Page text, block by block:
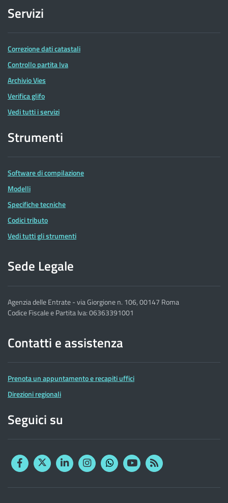
Servizi
Correzione dati catastali
Controllo partita Iva
Archivio Vies
Verifica glifo
Vedi tutti i servizi
Strumenti
Software di compilazione
Modelli
Specifiche tecniche
Codici tributo
Vedi tutti gli strumenti
Sede Legale
Agenzia delle Entrate - via Giorgione n. 106, 00147 Roma
Codice Fiscale e Partita Iva: 06363391001
Contatti e assistenza
Prenota un appuntamento e recapiti uffici
Direzioni regionali
Seguici su
FacebookTwitterLinkedinInstagram
YouTubeRSS